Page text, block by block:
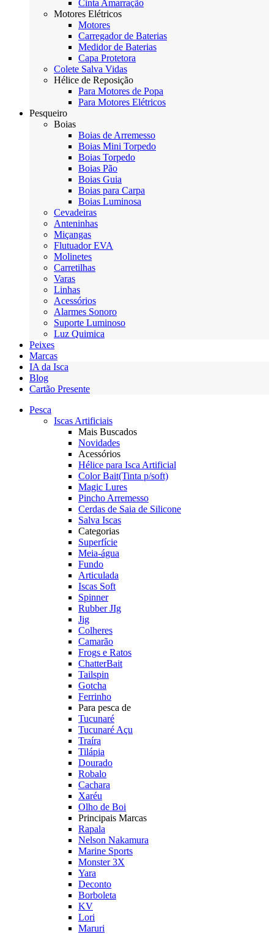
Cinta Amarração
Motores Elétricos
Motores
Carregador de Baterias
Medidor de Baterias
Capa Protetora
Colete Salva Vidas
Hélice de Reposição
Para Motores de Popa
Para Motores Elétricos
Pesqueiro
Boias
Boias de Arremesso
Boias Mini Torpedo
Boias Torpedo
Boias Pão
Boias Guia
Boias para Carpa
Boias Luminosa
Cevadeiras
Anteninhas
Miçangas
Flutuador EVA
Molinetes
Carretilhas
Varas
Linhas
Acessórios
Alarmes Sonoro
Suporte Luminoso
Luz Quimica
Peixes
Marcas
IA da Isca
Blog
Cartão Presente
Pesca
Iscas Artificiais
Mais Buscados
Novidades
Acessórios
Hélice para Isca Artificial
Color Bait(Tinta p/soft)
Magic Lures
Pincho Arremesso
Cerdas de Saia de Silicone
Salva Iscas
Categorias
Superfície
Meia-água
Fundo
Articulada
Iscas Soft
Spinner
Rubber JIg
Jig
Colheres
Camarão
Frogs e Ratos
ChatterBait
Tailspin
Gotcha
Ferrinho
Para pesca de
Tucunaré
Tucunaré Açu
Traíra
Tilápia
Dourado
Robalo
Cachara
Xaréu
Olho de Boi
Principais Marcas
Rapala
Nelson Nakamura
Marine Sports
Monster 3X
Yara
Deconto
Borboleta
KV
Lori
Maruri